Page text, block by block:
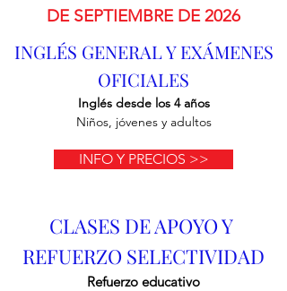
DE SEPTIEMBRE DE 2026
INGLÉS GENERAL Y EXÁMENES
OFICIALES
Inglés desde los 4 años
Niños, jóvenes y adultos
INFO Y PRECIOS >>
CLASES DE APOYO Y
REFUERZO SELECTIVIDAD
Refuerzo educativo